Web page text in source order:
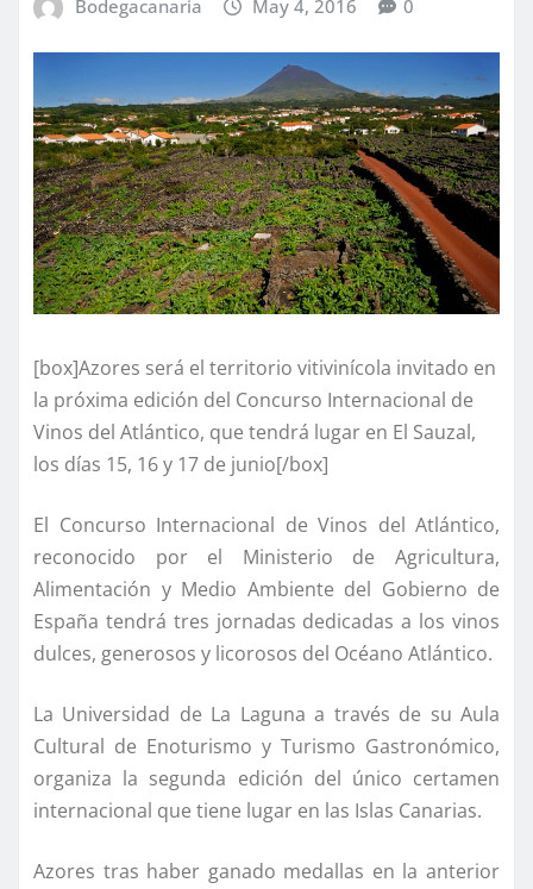
Bodegacanaria May 4, 2016 0
[box]Azores será el territorio vitivinícola invitado en
la próxima edición del Concurso Internacional de
Vinos del Atlántico, que tendrá lugar en El Sauzal,
los días 15, 16 y 17 de junio[/box]
El Concurso Internacional de Vinos del Atlántico,
reconocido por el Ministerio de Agricultura,
Alimentación y Medio Ambiente del Gobierno de
España tendrá tres jornadas dedicadas a los vinos
dulces, generosos y licorosos del Océano Atlántico.
La Universidad de La Laguna a través de su Aula
Cultural de Enoturismo y Turismo Gastronómico,
organiza la segunda edición del único certamen
internacional que tiene lugar en las Islas Canarias.
Azores tras haber ganado medallas en la anterior